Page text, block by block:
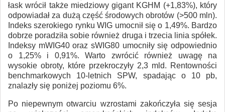
łask wrócił także miedziowy gigant KGHM (+1,83%), który
odpowiadał za dużą część środowych obrotów (>500 mln).
Indeks szerokiego rynku WIG umocnił się o 1,49%. Bardzo
dobrze poradziła sobie również druga i trzecia linia spółek.
Indeksy mWIG40 oraz sWIG80 umocniły się odpowiednio
o 1,25% i 0,91%. Warto zwrócić również uwagę na
wysokie obroty, które przekroczyły 2,3 mld. Rentowności
benchmarkowych 10-letnich SPW, spadając o 10 pb,
znalazły się poniżej poziomu 6%.
Po niepewnym otwarciu wzrostami zakończyła się sesja